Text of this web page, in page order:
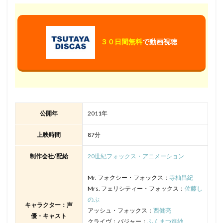
３０日間無料で動画視聴
公開年 2011年
上映時間 87分
制作会社/配給 20世紀フォックス・アニメーション
キャラクター：声
優・キャスト
Mr. フォクシー・フォックス： 寺杣昌紀
Mrs. フェリシティー・フォックス： 佐藤し
のぶ
アッシュ・フォックス： 西健亮
クライヴ：バジャー： ふくまつ進紗